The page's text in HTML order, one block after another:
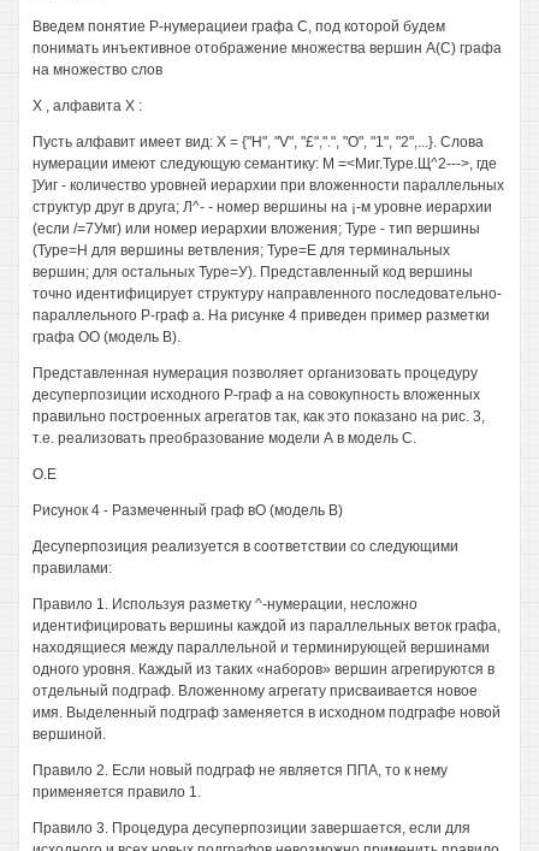
Введем понятие Р-нумерациеи графа С, под которой будем
понимать инъективное отображение множества вершин А(С) графа
на множество слов
X , алфавита X :
Пусть алфавит имеет вид: Х = {"Н", "V", "£",".", "О", "1", "2",...}. Слова
нумерации имеют следующую семантику: М =<Миг.Туре.Щ^2--->, где
]Уиг - количество уровней иерархии при вложенности параллельных
структур друг в друга; Л^- - номер вершины на ¡-м уровне иерархии
(если /=7Умг) или номер иерархии вложения; Туре - тип вершины
(Туре=Н для вершины ветвления; Туре=Е для терминальных
вершин; для остальных Туре=У). Представленный код вершины
точно идентифицирует структуру направленного последовательно-
параллельного Р-граф а. На рисунке 4 приведен пример разметки
графа ОО (модель В).
Представленная нумерация позволяет организовать процедуру
десуперпозиции исходного Р-граф а на совокупность вложенных
правильно построенных агрегатов так, как это показано на рис. 3,
т.е. реализовать преобразование модели А в модель С.
О.Е
Рисунок 4 - Размеченный граф вО (модель В)
Десуперпозиция реализуется в соответствии со следующими
правилами:
Правило 1. Используя разметку ^-нумерации, несложно
идентифицировать вершины каждой из параллельных веток графа,
находящиеся между параллельной и терминирующей вершинами
одного уровня. Каждый из таких «наборов» вершин агрегируются в
отдельный подграф. Вложенному агрегату присваивается новое
имя. Выделенный подграф заменяется в исходном подграфе новой
вершиной.
Правило 2. Если новый подграф не является ППА, то к нему
применяется правило 1.
Правило 3. Процедура десуперпозиции завершается, если для